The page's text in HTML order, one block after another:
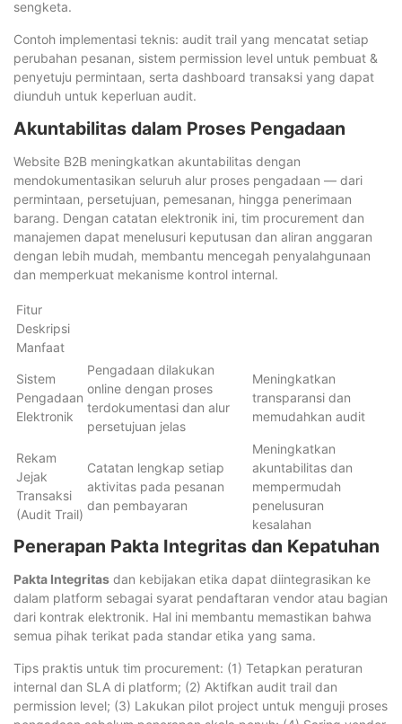
sengketa.
Contoh implementasi teknis: audit trail yang mencatat setiap
perubahan pesanan, sistem permission level untuk pembuat &
penyetuju permintaan, serta dashboard transaksi yang dapat
diunduh untuk keperluan audit.
Akuntabilitas dalam Proses Pengadaan
Website B2B meningkatkan akuntabilitas dengan
mendokumentasikan seluruh alur proses pengadaan — dari
permintaan, persetujuan, pemesanan, hingga penerimaan
barang. Dengan catatan elektronik ini, tim procurement dan
manajemen dapat menelusuri keputusan dan aliran anggaran
dengan lebih mudah, membantu mencegah penyalahgunaan
dan memperkuat mekanisme kontrol internal.
Fitur
Deskripsi
Manfaat
Sistem
Pengadaan
Elektronik
Pengadaan dilakukan
online dengan proses
terdokumentasi dan alur
persetujuan jelas
Meningkatkan
transparansi dan
memudahkan audit
Rekam
Jejak
Transaksi
(Audit Trail)
Catatan lengkap setiap
aktivitas pada pesanan
dan pembayaran
Meningkatkan
akuntabilitas dan
mempermudah
penelusuran
kesalahan
Penerapan Pakta Integritas dan Kepatuhan
Pakta Integritas dan kebijakan etika dapat diintegrasikan ke
dalam platform sebagai syarat pendaftaran vendor atau bagian
dari kontrak elektronik. Hal ini membantu memastikan bahwa
semua pihak terikat pada standar etika yang sama.
Tips praktis untuk tim procurement: (1) Tetapkan peraturan
internal dan SLA di platform; (2) Aktifkan audit trail dan
permission level; (3) Lakukan pilot project untuk menguji proses